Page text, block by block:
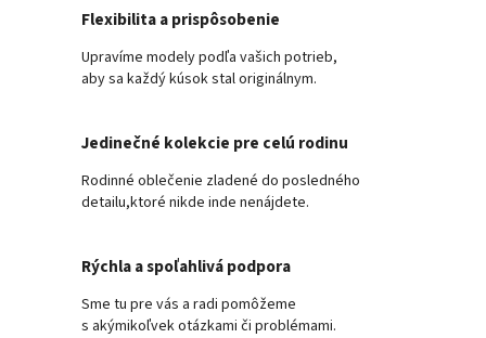
Flexibilita a prispôsobenie
Upravíme modely podľa vašich potrieb,
aby sa každý kúsok stal originálnym.
Jedinečné kolekcie pre celú rodinu
Rodinné oblečenie zladené do posledného
detailu,ktoré nikde inde nenájdete.
Rýchla a spoľahlivá podpora
Sme tu pre vás a radi pomôžeme
s akýmikoľvek otázkami či problémami.